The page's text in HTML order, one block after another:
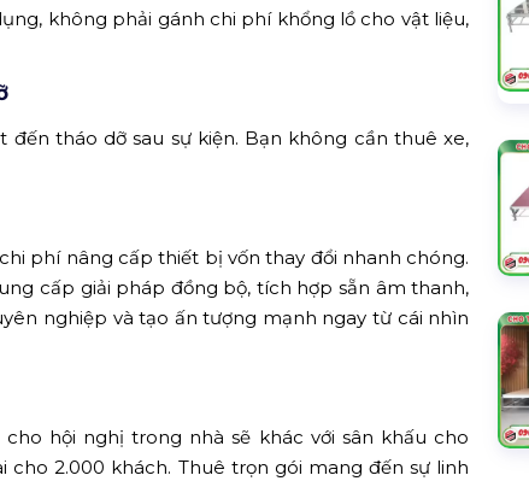
không phải gánh chi phí khổng lồ cho vật liệu,
tháo dỡ sau sự kiện. Bạn không cần thuê xe,
phí nâng cấp thiết bị vốn thay đổi nhanh chóng.
cấp giải pháp đồng bộ, tích hợp sẵn âm thanh,
nghiệp và tạo ấn tượng mạnh ngay từ cái nhìn
hội nghị trong nhà sẽ khác với sân khấu cho
cho 2.000 khách. Thuê trọn gói mang đến sự linh